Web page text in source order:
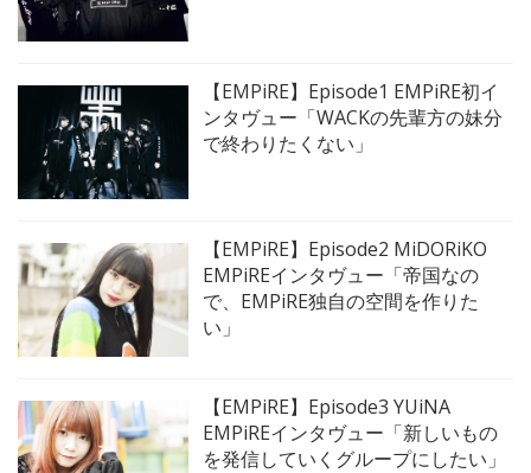
【EMPiRE】Episode1 EMPiRE初イ
ンタヴュー「WACKの先輩方の妹分
で終わりたくない」
【EMPiRE】Episode2 MiDORiKO
EMPiREインタヴュー「帝国なの
で、EMPiRE独自の空間を作りた
い」
【EMPiRE】Episode3 YUiNA
EMPiREインタヴュー「新しいもの
を発信していくグループにしたい」